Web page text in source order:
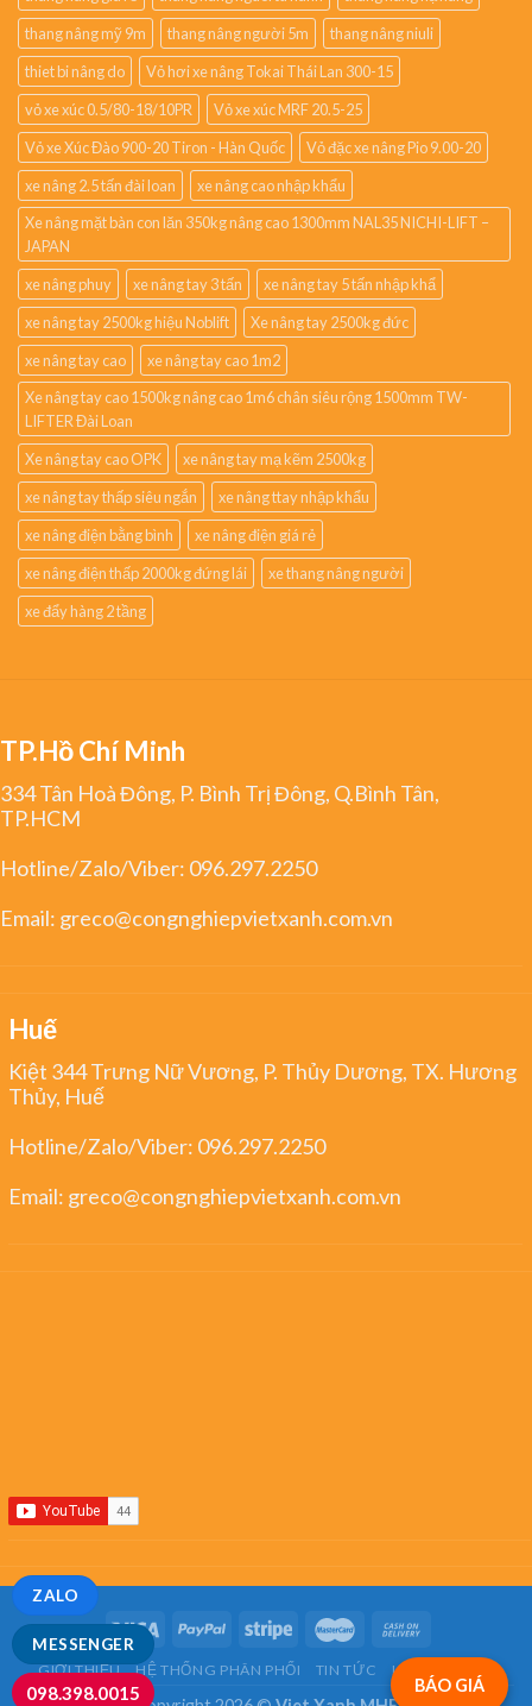
MESSENGER
ZALO
098.398.0015
thang nâng mỹ 9m
thang nâng người 5m
thang nâng niuli
thiet bi nâng do
Vỏ hơi xe nâng Tokai Thái Lan 300-15
vỏ xe xúc 0.5/80-18/10PR
Vỏ xe xúc MRF 20.5-25
Vỏ xe Xúc Đào 900-20 Tiron - Hàn Quốc
Vỏ đặc xe nâng Pio 9.00-20
xe nâng 2.5 tấn đài loan
xe nâng cao nhập khẩu
Xe nâng mặt bàn con lăn 350kg nâng cao 1300mm NAL35 NICHI-LIFT –
JAPAN
xe nâng phuy
xe nâng tay 3 tấn
xe nâng tay 5 tấn nhập khẩ
xe nâng tay 2500kg hiệu Noblift
Xe nâng tay 2500kg đức
xe nâng tay cao
xe nâng tay cao 1m2
Xe nâng tay cao 1500kg nâng cao 1m6 chân siêu rộng 1500mm TW-
LIFTER Đài Loan
Xe nâng tay cao OPK
xe nâng tay mạ kẽm 2500kg
xe nâng tay thấp siêu ngắn
xe nâng ttay nhập khẩu
xe nâng điện bằng bình
xe nâng điện giá rẻ
xe nâng điện thấp 2000kg đứng lái
xe thang nâng người
xe đẩy hàng 2 tầng
TP.Hồ Chí Minh
334 Tân Hoà Đông, P. Bình Trị Đông, Q.Bình Tân,
TP.HCM
Hotline/Zalo/Viber: 096.297.2250
Email: greco@congnghiepvietxanh.com.vn
Huế
Kiệt 344 Trưng Nữ Vương, P. Thủy Dương, TX. Hương
Thủy, Huế
Hotline/Zalo/Viber: 096.297.2250
Email: greco@congnghiepvietxanh.com.vn
BÁO GIÁ
GIỚI THIỆU HỆ THỐNG PHÂN PHỐI TIN TỨC LIÊN HỆ